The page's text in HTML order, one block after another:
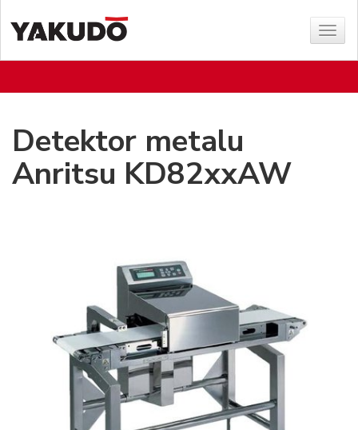
menu
Detektor metalu
Anritsu KD82xxAW